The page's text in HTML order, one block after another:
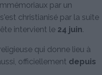
par un
christianisé par la suite
intervient le 24 juin.
qui donne lieu à
officiellement depuis